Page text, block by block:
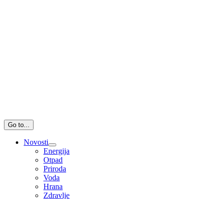
Go to...
Novosti
Energija
Otpad
Priroda
Voda
Hrana
Zdravlje